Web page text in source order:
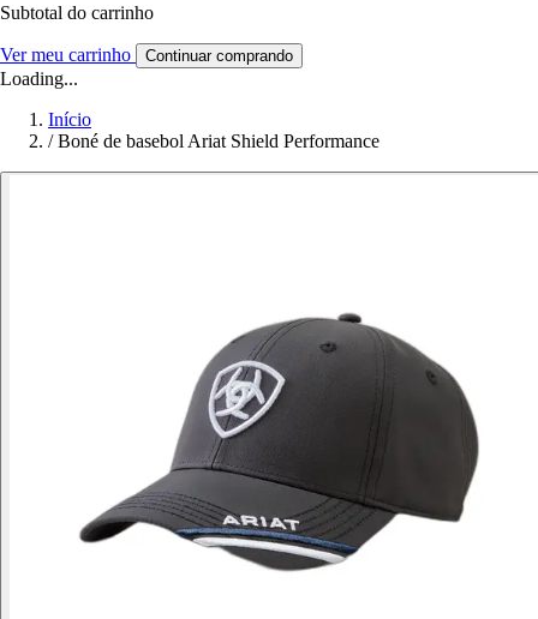
Subtotal do carrinho
Ver meu carrinho Continuar comprando
Loading...
Início
/ Boné de basebol Ariat Shield Performance